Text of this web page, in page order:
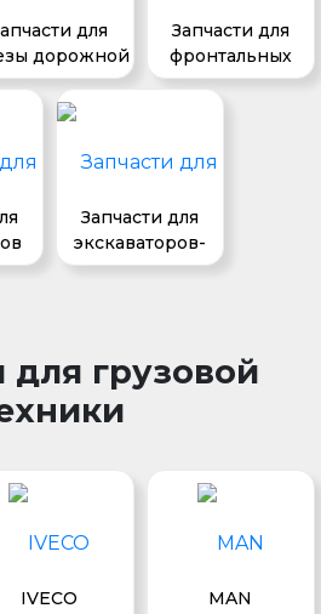
для
дорожной
Запчасти для
фронтальных
погрузчиков
Запчасти для
экскаваторов-
погрузчиков
для грузовой
IVECO MAN